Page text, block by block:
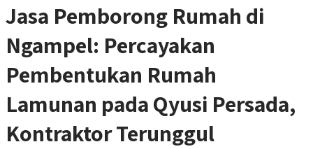
Jasa Pemborong Rumah di
Ngampel: Percayakan
Pembentukan Rumah
Lamunan pada Qyusi Persada,
Kontraktor Terunggul